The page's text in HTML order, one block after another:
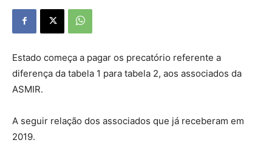
Estado começa a pagar os precatório referente a
diferença da tabela 1 para tabela 2, aos associados da
ASMIR.
A seguir relação dos associados que já receberam em
2019.